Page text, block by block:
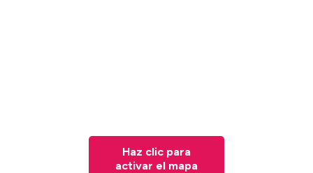
Haz clic para
activar el mapa